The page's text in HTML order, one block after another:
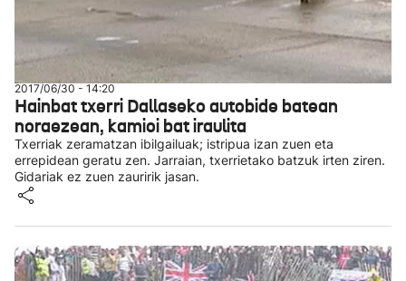
2017/06/30 - 14:20
Hainbat txerri Dallaseko autobide batean
noraezean, kamioi bat iraulita
Txerriak zeramatzan ibilgailuak; istripua izan zuen eta
errepidean geratu zen. Jarraian, txerrietako batzuk irten ziren.
Gidariak ez zuen zauririk jasan.